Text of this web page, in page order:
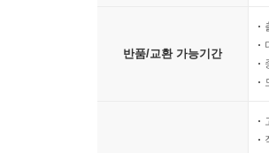
반품/교환 가능기간